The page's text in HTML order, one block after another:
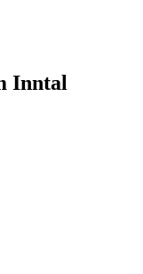
Inntal